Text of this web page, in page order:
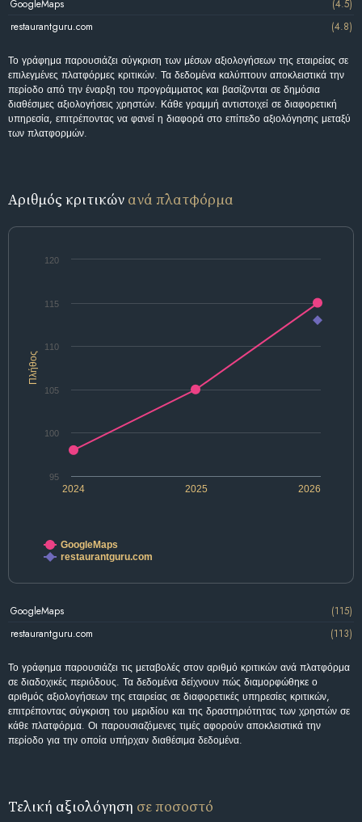
GoogleMaps
(4.5)
restaurantguru.com
(4.8)
Το γράφημα παρουσιάζει σύγκριση των μέσων αξιολογήσεων της εταιρείας σε
επιλεγμένες πλατφόρμες κριτικών. Τα δεδομένα καλύπτουν αποκλειστικά την
περίοδο από την έναρξη του προγράμματος και βασίζονται σε δημόσια
διαθέσιμες αξιολογήσεις χρηστών. Κάθε γραμμή αντιστοιχεί σε διαφορετική
υπηρεσία, επιτρέποντας να φανεί η διαφορά στο επίπεδο αξιολόγησης μεταξύ
των πλατφορμών.
Αριθμός κριτικών ανά πλατφόρμα
Πλήθος
2024 2025 2026
95
100
105
110
115
120
GoogleMaps
restaurantguru.com
GoogleMaps
(115)
restaurantguru.com
(113)
Το γράφημα παρουσιάζει τις μεταβολές στον αριθμό κριτικών ανά πλατφόρμα
σε διαδοχικές περιόδους. Τα δεδομένα δείχνουν πώς διαμορφώθηκε ο
αριθμός αξιολογήσεων της εταιρείας σε διαφορετικές υπηρεσίες κριτικών,
επιτρέποντας σύγκριση του μεριδίου και της δραστηριότητας των χρηστών σε
κάθε πλατφόρμα. Οι παρουσιαζόμενες τιμές αφορούν αποκλειστικά την
περίοδο για την οποία υπήρχαν διαθέσιμα δεδομένα.
Τελική αξιολόγηση σε ποσοστό